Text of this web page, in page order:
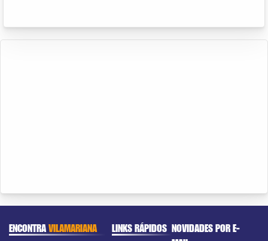
ENCONTRAVILAMARIANA LINKS RÁPIDOS NOVIDADES POR E-